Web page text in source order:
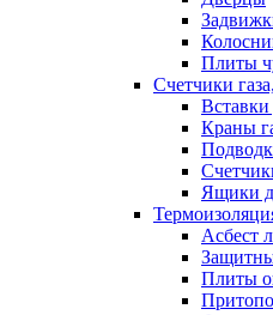
Плиты
Счетчики
Вставки
Краны
Ящики
Асбест
Плиты